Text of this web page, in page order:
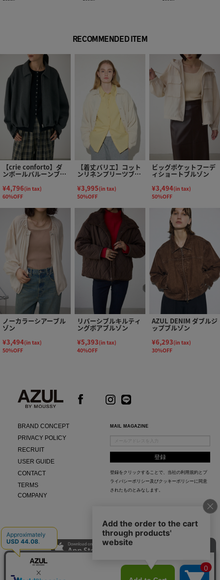
RECOMMENDED ITEM
【crie conforto】ダ
ンボールバルーンブル
ゾン
¥4,796(in tax)
60%OFF
【着丈バリエ】コット
ンリネンプリーツブル
¥3,995(in tax)
50%OFF
ビッグポケットフーデ
ィショートブルゾン
¥3,494(in tax)
50%OFF
ノーカラーシアーブル
ゾン
¥3,494(in tax)
50%OFF
リバーシブルキルティ
ングボアブルゾン
¥5,393(in tax)
40%OFF
AZUL DENIM ダブルジ
ップブルゾン
¥6,293(in tax)
30%OFF
BRAND CONCEPT
PRIVACY POLICY
RECRUIT
USER GUIDE
CONTACT
TERMS
COMPANY
MAIL MAGAZINE
登録をクリックすることで、当社の利用規約と プ
ライバシーポリシー及びクッキーポリシー に同意
されたものとみなします。
AZUL APP
最新ニュースやスタイリング紹介までAZUL BY MOUSSYのお得な情報がいち早くチェック